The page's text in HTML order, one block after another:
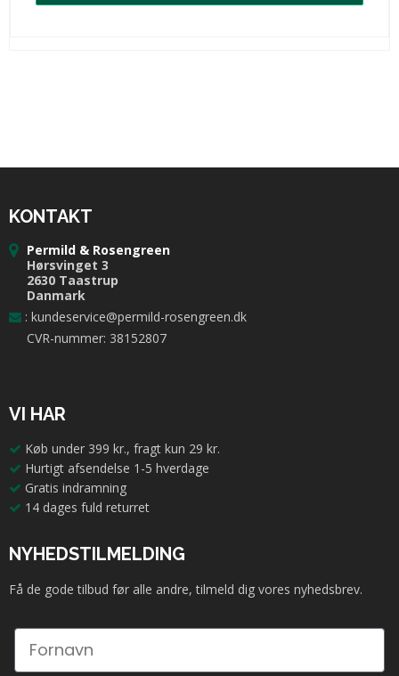
KONTAKT
Permild & Rosengreen
Hørsvinget 3
2630 Taastrup
Danmark
: kundeservice@permild-rosengreen.dk
CVR-nummer: 38152807
VI HAR
Køb under 399 kr., fragt kun 29 kr.
Hurtigt afsendelse 1-5 hverdage
Gratis indramning
14 dages fuld returret
NYHEDSTILMELDING
Få de gode tilbud før alle andre, tilmeld dig vores nyhedsbrev.